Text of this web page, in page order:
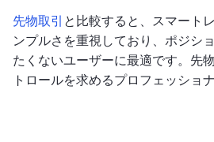
先物取引 と比較すると、スマート
ンプルさを重視しており、ポジシ
たくないユーザーに最適です。先
トロールを求めるプロフェッショ